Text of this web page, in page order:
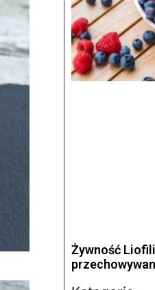
Żywność